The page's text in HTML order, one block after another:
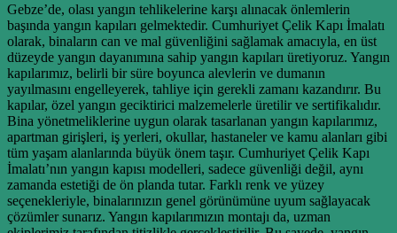
Gebze’de, olası yangın tehlikelerine karşı alınacak önlemlerin
başında yangın kapıları gelmektedir. Cumhuriyet Çelik Kapı İmalatı
olarak, binaların can ve mal güvenliğini sağlamak amacıyla, en üst
düzeyde yangın dayanımına sahip yangın kapıları üretiyoruz. Yangın
kapılarımız, belirli bir süre boyunca alevlerin ve dumanın
yayılmasını engelleyerek, tahliye için gerekli zamanı kazandırır. Bu
kapılar, özel yangın geciktirici malzemelerle üretilir ve sertifikalıdır.
Bina yönetmeliklerine uygun olarak tasarlanan yangın kapılarımız,
apartman girişleri, iş yerleri, okullar, hastaneler ve kamu alanları gibi
tüm yaşam alanlarında büyük önem taşır. Cumhuriyet Çelik Kapı
İmalatı’nın yangın kapısı modelleri, sadece güvenliği değil, aynı
zamanda estetiği de ön planda tutar. Farklı renk ve yüzey
seçenekleriyle, binalarınızın genel görünümüne uyum sağlayacak
çözümler sunarız. Yangın kapılarımızın montajı da, uzman